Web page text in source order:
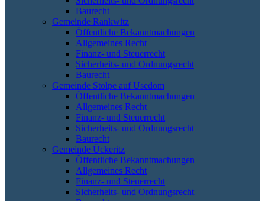
Baurecht
Gemeinde Rankwitz
Öffentliche Bekanntmachungen
Allgemeines Recht
Finanz- und Steuerrecht
Sicherheits- und Ordnungsrecht
Baurecht
Gemeinde Stolpe auf Usedom
Öffentliche Bekanntmachungen
Allgemeines Recht
Finanz- und Steuerrecht
Sicherheits- und Ordnungsrecht
Baurecht
Gemeinde Ückeritz
Öffentliche Bekanntmachungen
Allgemeines Recht
Finanz- und Steuerrecht
Sicherheits- und Ordnungsrecht